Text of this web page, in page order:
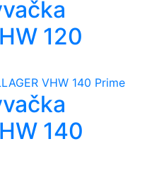
120
140